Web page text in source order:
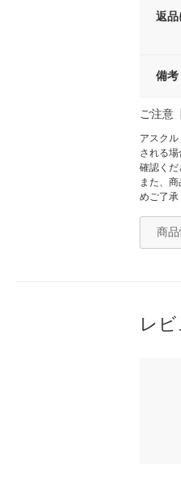
返品
備考
ご注意
アスク
される
確認くだ
また、
めご了承
商
レ